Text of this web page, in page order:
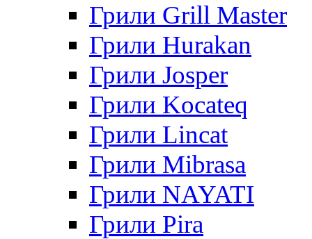
Грили Grill Master
Грили Hurakan
Грили Josper
Грили Kocateq
Грили Lincat
Грили Mibrasa
Грили NAYATI
Грили Pira